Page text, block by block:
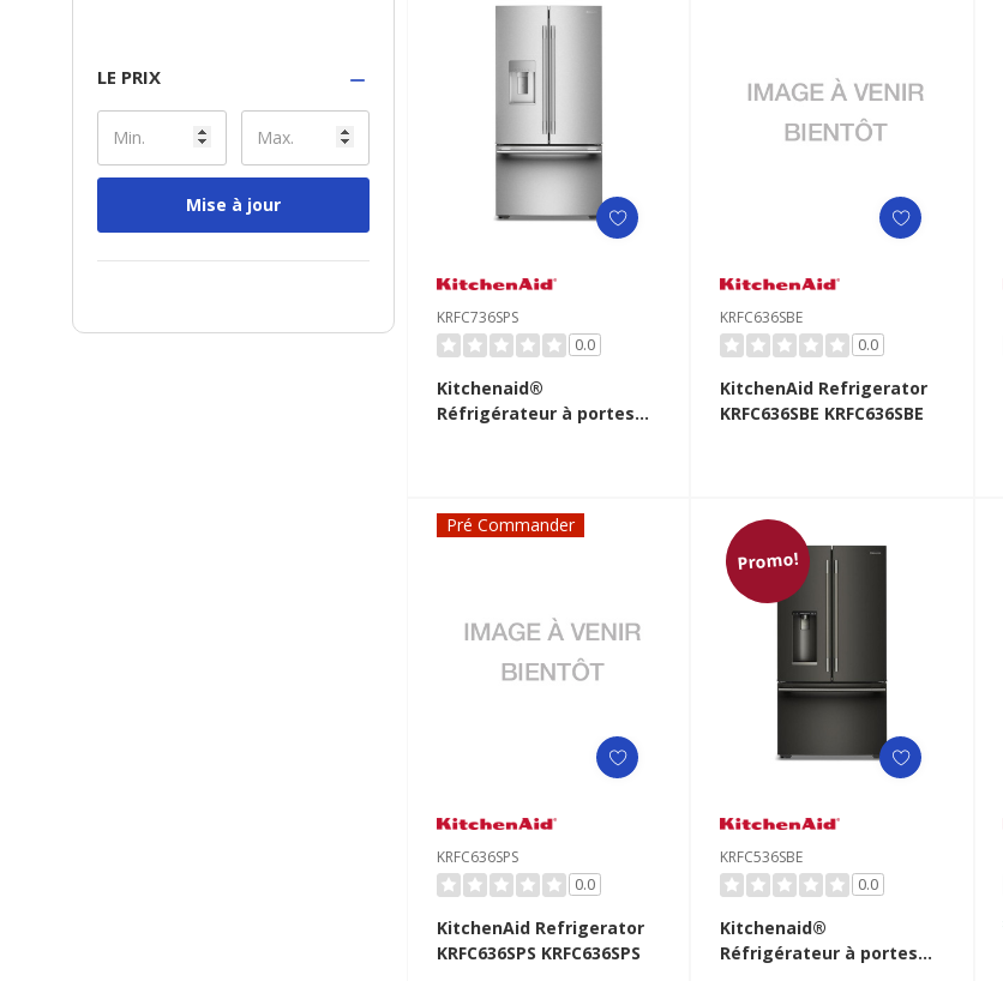
LE PRIX
Mise à jour
KRFC736SPS
0.0
Kitchenaid®
Réfrigérateur à portes
externe KRFC736SPS
KRFC636SBE
0.0
KitchenAid Refrigerator
KRFC636SBE KRFC636SBE
Pré Commander
KRFC636SPS
0.0
KitchenAid Refrigerator
KRFC636SPS KRFC636SPS
Promo!
KRFC536SBE
0.0
Kitchenaid®
Réfrigérateur à portes